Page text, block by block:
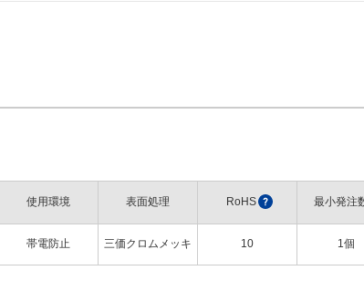
使用環境 表面処理 RoHS ? 最小発注
帯電防止 三価クロムメッキ 10 1個